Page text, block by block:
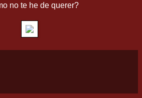
no te he de querer?